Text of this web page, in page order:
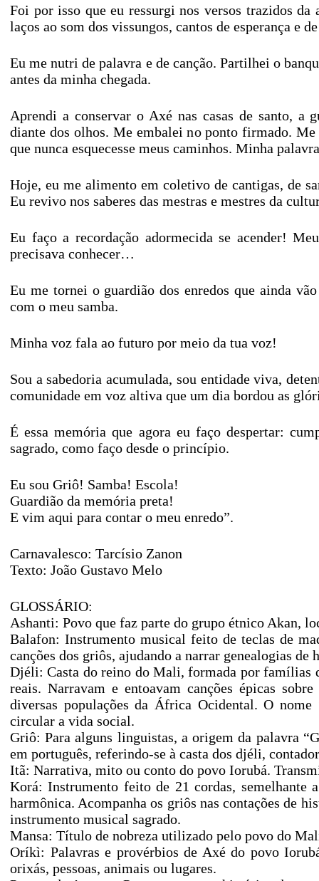
Foi por isso que eu ressurgi nos versos trazidos
laços ao som dos vissungos, cantos de esperança e
Eu me nutri de palavra e de canção. Partilhei o
antes da minha chegada.
Aprendi a conservar o Axé nas casas de santo, a
diante dos olhos. Me embalei no ponto firmado.
que nunca esquecesse meus caminhos. Minha
Hoje, eu me alimento em coletivo de cantigas, de
Eu revivo nos saberes das mestras e mestres da
Eu faço a recordação adormecida se acender!
precisava conhecer…
Eu me tornei o guardião dos enredos que ainda
com o meu samba.
Minha voz fala ao futuro por meio da tua voz!
Sou a sabedoria acumulada, sou entidade viva,
comunidade em voz altiva que um dia bordou as
É essa memória que agora eu faço despertar:
sagrado, como faço desde o princípio.
Eu sou Griô! Samba! Escola!
Guardião da memória preta!
E vim aqui para contar o meu enredo”.
Carnavalesco: Tarcísio Zanon
Texto: João Gustavo Melo
GLOSSÁRIO:
Ashanti: Povo que faz parte do grupo étnico Akan,
Balafon: Instrumento musical feito de teclas de
canções dos griôs, ajudando a narrar genealogias
Djéli: Casta do reino do Mali, formada por famílias
reais. Narravam e entoavam canções épicas
diversas populações da África Ocidental. O
circular a vida social.
Griô: Para alguns linguistas, a origem da palavra
em português, referindo-se à casta dos djéli,
Itã: Narrativa, mito ou conto do povo Iorubá.
Korá: Instrumento feito de 21 cordas, semelhante
harmônica. Acompanha os griôs nas contações de
instrumento musical sagrado.
Mansa: Título de nobreza utilizado pelo povo do
Oríkì: Palavras e provérbios de Axé do povo
orixás, pessoas, animais ou lugares.